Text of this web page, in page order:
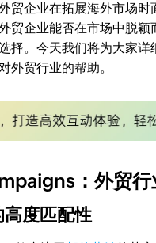
贸企业在拓展海外市场
贸企业能否在市场中脱
择。今天我们将为大家
外贸行业的帮助。
：外贸
高度匹配性